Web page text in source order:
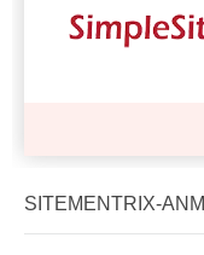
SITEMENTRIX-